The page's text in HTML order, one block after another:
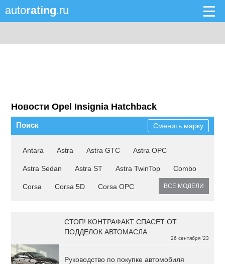
autorating.ru
Новости Opel Insignia Hatchback
Поиск Сменить марку
Antara Astra Astra GTC Astra OPC
Astra Sedan Astra ST Astra TwinTop Combo
Corsa Corsa 5D Corsa OPC ВСЕ МОДЕЛИ
26 сентября '23
СТОП! КОНТРАФАКТ СПАСЕТ ОТ
ПОДДЕЛОК АВТОМАСЛА
Руководство по покупке автомобиля